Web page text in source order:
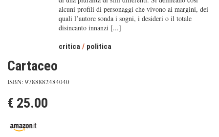
alcuni profili di personaggi che vivono ai margini, dei
quali l’autore sonda i sogni, i desideri o il totale
disincanto innanzi [...]
critica / politica
Cartaceo
ISBN: 9788882484040
€ 25.00